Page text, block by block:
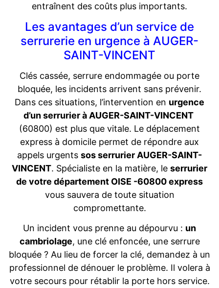
entraînent des coûts plus importants.
Les avantages d’un service de
serrurerie en urgence à AUGER-
SAINT-VINCENT
Clés cassée, serrure endommagée ou porte
bloquée, les incidents arrivent sans prévenir.
Dans ces situations, l’intervention en urgence
d’un serrurier à AUGER-SAINT-VINCENT
(60800) est plus que vitale. Le déplacement
express à domicile permet de répondre aux
appels urgents sos serrurier AUGER-SAINT-
VINCENT. Spécialiste en la matière, le serrurier
de votre département OISE -60800 express
vous sauvera de toute situation
compromettante.
Un incident vous prenne au dépourvu : un
cambriolage, une clé enfoncée, une serrure
bloquée ? Au lieu de forcer la clé, demandez à un
professionnel de dénouer le problème. Il volera à
votre secours pour rétablir la porte hors service.